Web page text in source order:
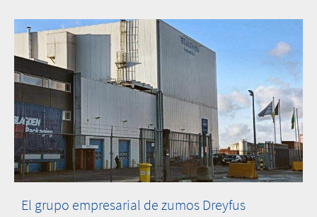
El grupo empresarial de zumos Dreyfus